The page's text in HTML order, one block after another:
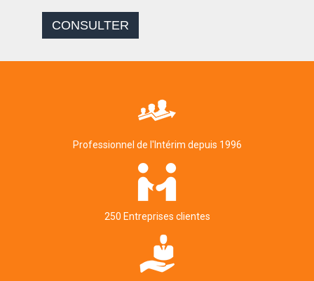
CONSULTER
Professionnel de l'Intérim depuis 1996
250 Entreprises clientes